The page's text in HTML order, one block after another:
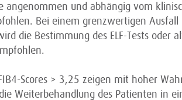
angenommen und abhängig vom
Bei einem grenzwertigen
die Bestimmung des ELF-Tests oder
Scores > 3,25 zeigen mit hoher
Weiterbehandlung des Patienten in